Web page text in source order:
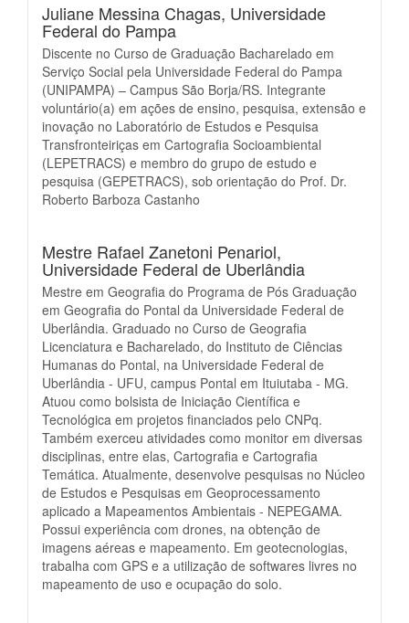
Juliane Messina Chagas, Universidade
Federal do Pampa
Discente no Curso de Graduação Bacharelado em
Serviço Social pela Universidade Federal do Pampa
(UNIPAMPA) – Campus São Borja/RS. Integrante
voluntário(a) em ações de ensino, pesquisa, extensão e
inovação no Laboratório de Estudos e Pesquisa
Transfronteiriças em Cartografia Socioambiental
(LEPETRACS) e membro do grupo de estudo e
pesquisa (GEPETRACS), sob orientação do Prof. Dr.
Roberto Barboza Castanho
Mestre Rafael Zanetoni Penariol,
Universidade Federal de Uberlândia
Mestre em Geografia do Programa de Pós Graduação
em Geografia do Pontal da Universidade Federal de
Uberlândia. Graduado no Curso de Geografia
Licenciatura e Bacharelado, do Instituto de Ciências
Humanas do Pontal, na Universidade Federal de
Uberlândia - UFU, campus Pontal em Ituiutaba - MG.
Atuou como bolsista de Iniciação Científica e
Tecnológica em projetos financiados pelo CNPq.
Também exerceu atividades como monitor em diversas
disciplinas, entre elas, Cartografia e Cartografia
Temática. Atualmente, desenvolve pesquisas no Núcleo
de Estudos e Pesquisas em Geoprocessamento
aplicado a Mapeamentos Ambientais - NEPEGAMA.
Possui experiência com drones, na obtenção de
imagens aéreas e mapeamento. Em geotecnologias,
trabalha com GPS e a utilização de softwares livres no
mapeamento de uso e ocupação do solo.